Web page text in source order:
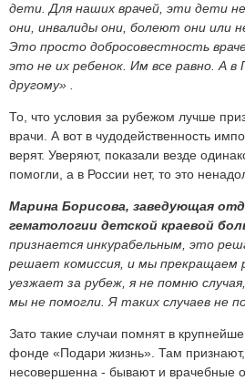
дети. Для наших врачей, эти дети
они, инвалиды они, болеют они или
Это просто добросовестность
это не их ребенок. Им все равно. А в
другому»
То, что условия за рубежом лучше
врачи. А вот в чудодейственность
верят. Уверяют, показали везде
помогли, а в России нет, то это
Марина Борисова, заведующая
гематологии детской краевой
признается инкурабельным, это
решает комиссия, и мы прекращаем
уезжает за рубеж, я не помню
мы не помогли. Я таких случаев не
Зато такие случаи помнят в
фонде «Подари жизнь». Там
несовершенна - бывают и врачебные